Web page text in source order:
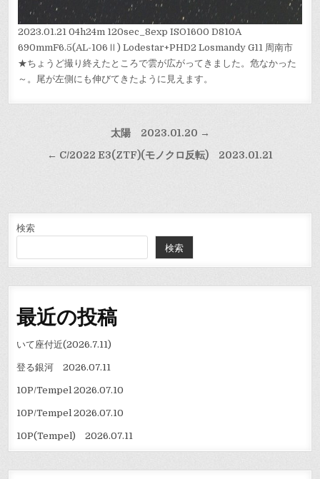
2023.01.21 04h24m 120sec_8exp ISO1600 D810A
690mmF6.5(AL-106Ⅱ) Lodestar+PHD2 Losmandy G11 周南市
★ちょうど撮り終えたところで雲が広がってきました。危なかった
～。尾が左側にも伸びてきたように見えます。
ゲ
ー
シ
ョ
ン
太陽 2023.01.20 →
← C/2022 E3(ZTF)(モノクロ反転) 2023.01.21
検索
検索
最近の投稿
いて座付近(2026.7.11)
登る銀河 2026.07.11
10P/Tempel 2026.07.10
10P/Tempel 2026.07.10
10P(Tempel) 2026.07.11